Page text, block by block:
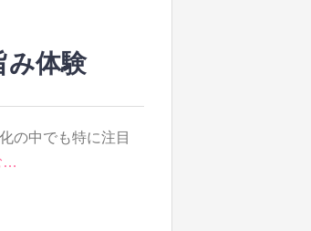
み体験
の中でも特に注目
…